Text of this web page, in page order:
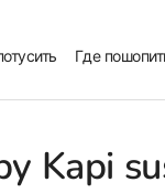
Где
Kapi